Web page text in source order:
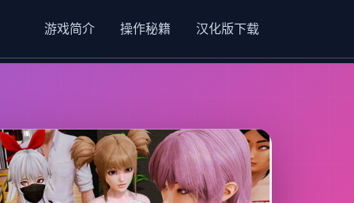
游戏简介 操作秘籍 汉化版下载